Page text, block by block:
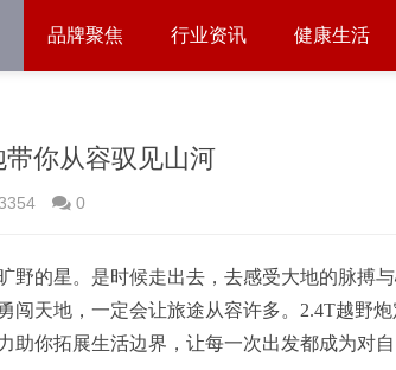
品牌聚焦 行业资讯 健康生活
你从容驭见山河
0
野的星。是时候走出去，去感受大地的脉搏
天地，一定会让旅途从容许多。2.4T越野炮
你拓展生活边界，让每一次出发都成为对自